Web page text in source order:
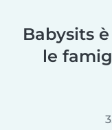
Babysits
le